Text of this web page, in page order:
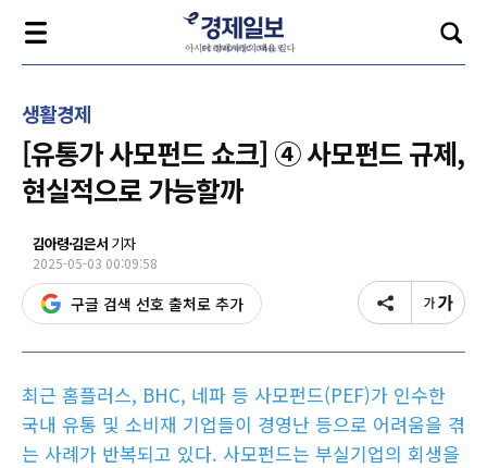
생활경제
[유통가 사모펀드 쇼크] ④ 사모펀드 규제,
현실적으로 가능할까
김아령·김은서 기자
2025-05-03 00:09:58
구글 검색 선호 출처로 추가
최근 홈플러스, BHC, 네파 등 사모펀드(PEF)가 인수한
국내 유통 및 소비재 기업들이 경영난 등으로 어려움을 겪
는 사례가 반복되고 있다. 사모펀드는 부실기업의 회생을